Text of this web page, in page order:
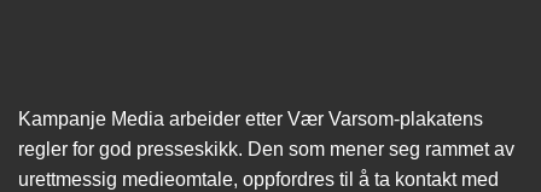
Kampanje Media arbeider etter Vær Varsom-plakatens
regler for god presseskikk. Den som mener seg rammet av
urettmessig medie­omtale, oppfordres til å ta kontakt med